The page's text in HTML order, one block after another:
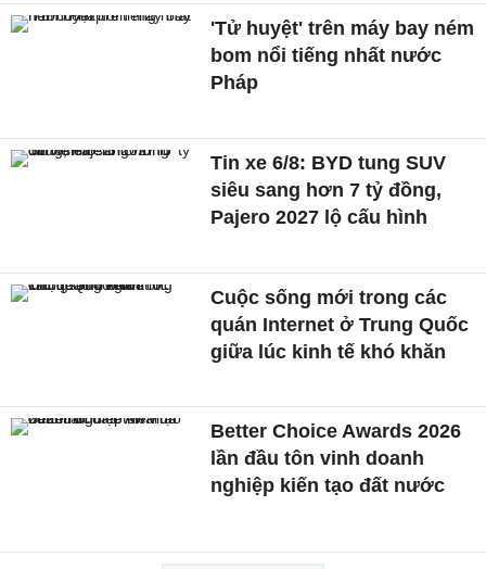
'Tử huyệt' trên máy bay ném
bom nổi tiếng nhất nước
Pháp
Tin xe 6/8: BYD tung SUV
siêu sang hơn 7 tỷ đồng,
Pajero 2027 lộ cấu hình
Cuộc sống mới trong các
quán Internet ở Trung Quốc
giữa lúc kinh tế khó khăn
Better Choice Awards 2026
lần đầu tôn vinh doanh
nghiệp kiến tạo đất nước